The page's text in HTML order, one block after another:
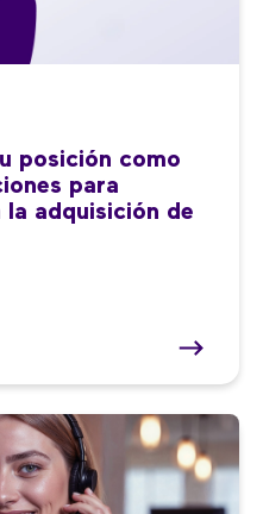
posición como
para
adquisición de